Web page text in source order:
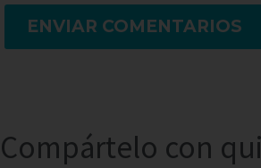
ENVIAR COMENTARIOS
Compártelo con